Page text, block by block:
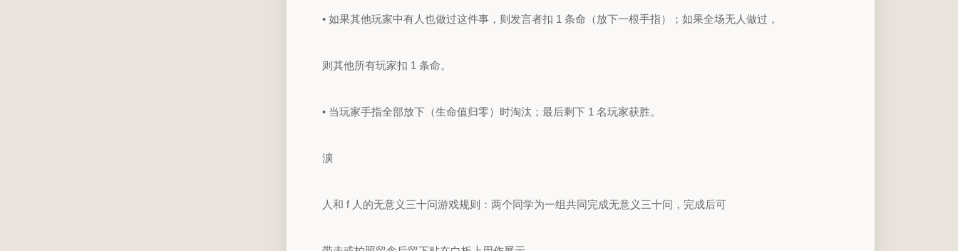
• 如果其他玩家中有人也做过这件事，则发言者扣 1 条命（放下一根手指）；如果全场无人做过，
则其他所有玩家扣 1 条命。
• 当玩家手指全部放下（生命值归零）时淘汰；最后剩下 1 名玩家获胜。
瀇
人和 f 人的无意义三十问游戏规则：两个同学为一组共同完成无意义三十问，完成后可